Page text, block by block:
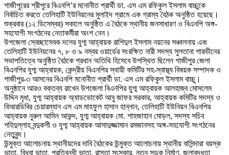
গাজীপুরের শ্রীপুরে বিএনপি’র মনোনীত প্রার্থী ডা. এস এম রফিকুল ইসলাম বাচ্চুকে
নির্বাচিত করতে তেলিহাটি ইউনিয়নের মুলাইদ গ্রামে এক গ্রাম্য বৈঠক অনুষ্ঠিত হয়েছে।
শুক্রবার (১২ ডিসেম্বর) সকালে অনুষ্ঠিত এ বৈঠকে স্থানীয় জনসাধারণ ও বিএনপি অঙ্গ-
সহযোগী সংগঠনের নেতাকর্মীরা অংশ নেন।
উপজেলা স্বেচ্ছাসেবক দলের যুগ্ম আহ্বায়ক রাশিদুল ইসলাম নয়নের সঞ্চালনায় এবং
তেলিহাটি ইউনিয়নের ৭, ৮ ও ৯ নম্বর ওয়ার্ডের সংরক্ষিত নারী সদস্য সুলতানা পারভীনের
সভাপতিত্বে অনুষ্ঠিত বৈঠকে প্রধান অতিথি হিসেবে উপস্থিত ছিলেন গাজীপুর জেলা
বিএনপির যুগ্ম আহ্বায়ক, কেন্দ্রীয় বিএনপির স্থায়ী কমিটির সহ-স্বাস্থ্য বিষয়ক সম্পাদক ও
গাজীপুর-৩ আসনের বিএনপি মনোনীত প্রার্থী ডা. এস এম রফিকুল ইসলাম বাচ্চু।
অনুষ্ঠানে আরও বক্তব্য রাখেন উপজেলা বিএনপির যুগ্ম আহ্বায়ক আলহাজ্ব মোসলেম
উদ্দিন মৃধা, যুগ্ম আহ্বায়ক অ্যাডভোকেট আবু জাফর সরকার, আহ্বায়ক কমিটির সদস্য ও
বিআরডিবির চেয়ারম্যান এস এম মাহফুল হাসান হান্নান, তেলিহাটি ইউনিয়ন বিএনপির
আহ্বায়ক নুরুল আমিন আকন্দ, যুগ্ম আহ্বায়ক মো. শাহজাহান মোড়ল, সদস্য সচিব
শহিদুল্লাহ বন্দুকশী ও যুগ্ম আহ্বায়ক আসাদুজ্জামান রমজানসহ অঙ্গ-সহযোগী সংগঠনের
নেতৃবৃন্দ।
উন্মুক্ত আলোচনায় স্থানীয়দের দাবি বৈঠকের উন্মুক্ত আলোচনায় স্থানীয় বাসিন্দারা বয়স্ক
ভাতা, বিধবা ভাতা, প্রতিবন্ধী ভাতা, রাস্তা সংস্কার, নতুন সড়ক নির্মাণ, জলাবদ্ধতা